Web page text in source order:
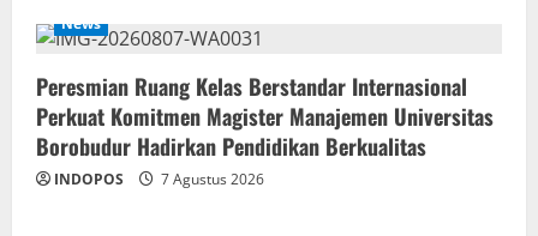
News
Peresmian Ruang Kelas Berstandar Internasional
Perkuat Komitmen Magister Manajemen Universitas
Borobudur Hadirkan Pendidikan Berkualitas
INDOPOS 7 Agustus 2026